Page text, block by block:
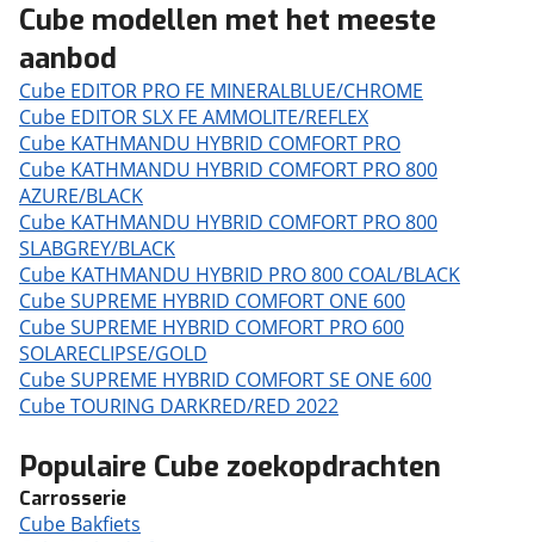
Cube modellen met het meeste
aanbod
Cube EDITOR PRO FE MINERALBLUE/CHROME
Cube EDITOR SLX FE AMMOLITE/REFLEX
Cube KATHMANDU HYBRID COMFORT PRO
Cube KATHMANDU HYBRID COMFORT PRO 800
AZURE/BLACK
Cube KATHMANDU HYBRID COMFORT PRO 800
SLABGREY/BLACK
Cube KATHMANDU HYBRID PRO 800 COAL/BLACK
Cube SUPREME HYBRID COMFORT ONE 600
Cube SUPREME HYBRID COMFORT PRO 600
SOLARECLIPSE/GOLD
Cube SUPREME HYBRID COMFORT SE ONE 600
Cube TOURING DARKRED/RED 2022
Populaire Cube zoekopdrachten
Carrosserie
Cube Bakfiets